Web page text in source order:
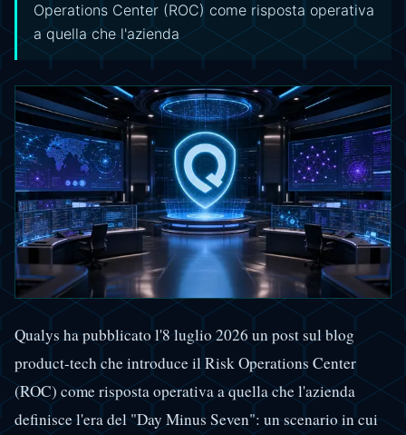
Operations Center (ROC) come risposta operativa
a quella che l'azienda
Qualys ha pubblicato l'8 luglio 2026 un post sul blog
product-tech che introduce il Risk Operations Center
(ROC) come risposta operativa a quella che l'azienda
definisce l'era del "Day Minus Seven": un scenario in cui